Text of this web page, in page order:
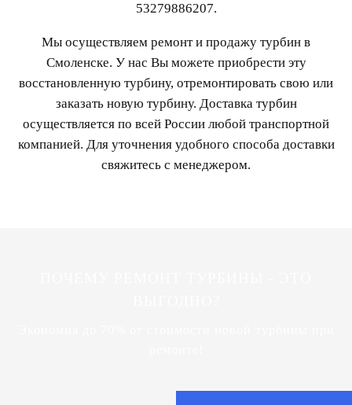
53279886207.
Мы осуществляем ремонт и продажу турбин в
Смоленске. У нас Вы можете приобрести эту
восстановленную турбину, отремонтировать свою или
заказать новую турбину. Доставка турбин
осуществляется по всей России любой транспортной
компанией. Для уточнения удобного способа доставки
свяжитесь с менеджером.